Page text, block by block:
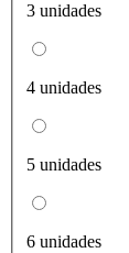
3 unidades
4 unidades
5 unidades
6 unidades